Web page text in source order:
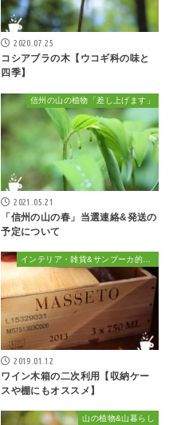
2020.07.25
コシアブラの木【ウコギ科の味と
四季】
信州の山の植物「差し上げます」
2021.05.21
「信州の山の春」当選連絡&発送の
予定について
インテリア・雑貨&サンブーカ的おしゃれ
2019.01.12
ワイン木箱の二次利用【収納ケー
スや棚にもオススメ】
山の植物&山暮らし